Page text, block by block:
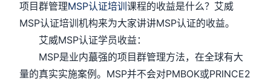
项目群管理MSP认证培训课程的收益是什么？艾威
MSP认证培训机构来为大家讲讲MSP认证的收益。
艾威MSP认证学员收益：
MSP是业内蕞强的项目群管理方法，在全球有大
量的真实实施案例。MSP并不会对PMBOK或PRINCE2